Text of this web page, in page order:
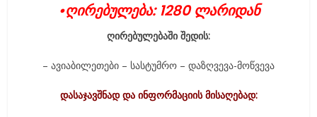
•ღირებულება: 1280 ლარიდან
ღირებულებაში შედის:
– ავიაბილეთები – სასტუმრო – დაზღვევა-მოწვევა
დასაჯავშნად და ინფორმაციის მისაღებად: